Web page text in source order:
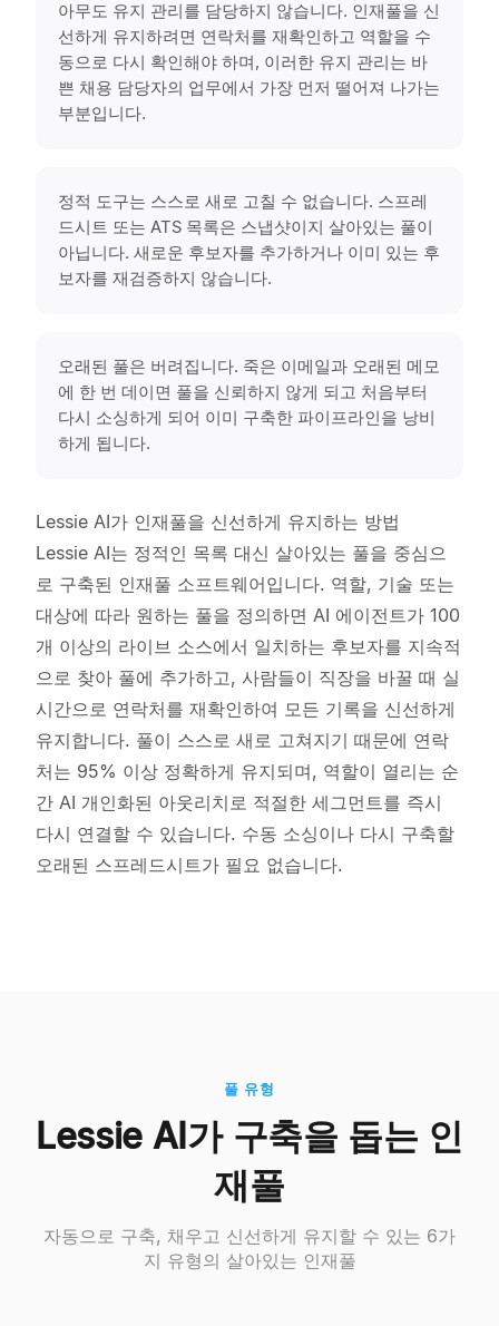
아무도 유지 관리를 담당하지 않습니다. 인재풀을 신
선하게 유지하려면 연락처를 재확인하고 역할을 수
동으로 다시 확인해야 하며, 이러한 유지 관리는 바
쁜 채용 담당자의 업무에서 가장 먼저 떨어져 나가는
부분입니다.
정적 도구는 스스로 새로 고칠 수 없습니다. 스프레
드시트 또는 ATS 목록은 스냅샷이지 살아있는 풀이
아닙니다. 새로운 후보자를 추가하거나 이미 있는 후
보자를 재검증하지 않습니다.
오래된 풀은 버려집니다. 죽은 이메일과 오래된 메모
에 한 번 데이면 풀을 신뢰하지 않게 되고 처음부터
다시 소싱하게 되어 이미 구축한 파이프라인을 낭비
하게 됩니다.
Lessie AI가 인재풀을 신선하게 유지하는 방법
Lessie AI는 정적인 목록 대신 살아있는 풀을 중심으
로 구축된 인재풀 소프트웨어입니다. 역할, 기술 또는
대상에 따라 원하는 풀을 정의하면 AI 에이전트가 100
개 이상의 라이브 소스에서 일치하는 후보자를 지속적
으로 찾아 풀에 추가하고, 사람들이 직장을 바꿀 때 실
시간으로 연락처를 재확인하여 모든 기록을 신선하게
유지합니다. 풀이 스스로 새로 고쳐지기 때문에 연락
처는 95% 이상 정확하게 유지되며, 역할이 열리는 순
간 AI 개인화된 아웃리치로 적절한 세그먼트를 즉시
다시 연결할 수 있습니다. 수동 소싱이나 다시 구축할
오래된 스프레드시트가 필요 없습니다.
풀 유형
Lessie AI가 구축을 돕는 인
재풀
자동으로 구축, 채우고 신선하게 유지할 수 있는 6가
지 유형의 살아있는 인재풀